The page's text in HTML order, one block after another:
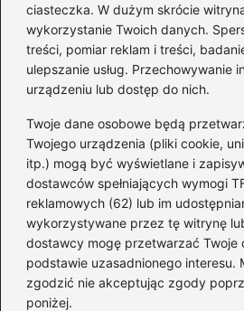
ciasteczka. W dużym skrócie
wykorzystanie Twoich danych.
treści, pomiar reklam i treści,
ulepszanie usług. Przechowywanie
urządzeniu lub dostęp do nich.
Twoje dane osobowe będą
Twojego urządzenia (pliki cookie,
itp.) mogą być wyświetlane i
dostawców spełniających wymogi
reklamowych (62) lub im
wykorzystywane przez tę witrynę
dostawcy mogę przetwarzać Twoje
podstawie uzasadnionego interesu.
zgodzić nie akceptując zgody
poniżej.
Na blogu piszę o wszystkim, co
i autorach, o wierszach i
edukacji, która potrafi otwierać
znaczenia między zdaniami, dzielić
książki, które zostają na długo, i
wcale nie musi być trudna
Tworzę brunonalia.pl z myślą o
zatrzymać się na chwilę, zanurzyć
wiele potrafią one powiedzieć o
przestrzeń dialogu z literaturą — i
mnie dołączyli.
←
Słonimski i jego
odkrywamy polską poezję
→
Odkryj magię dziecięcych